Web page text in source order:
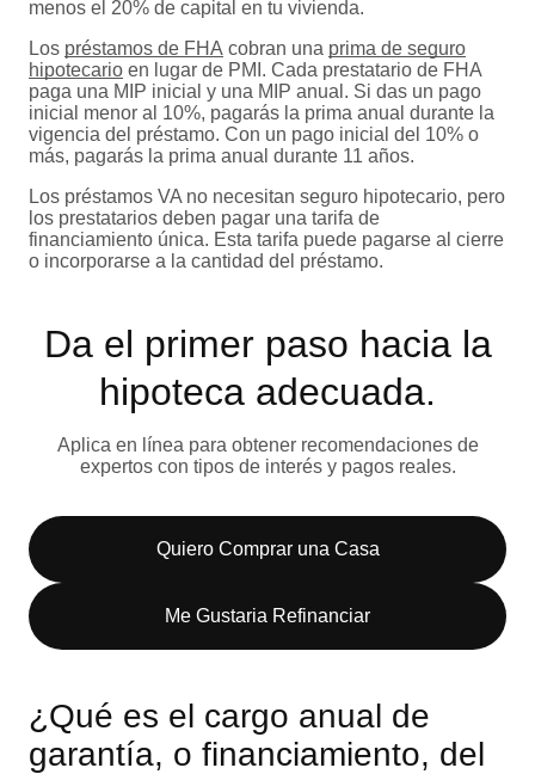
menos el 20% de capital en tu vivienda.
Los préstamos de FHA cobran una prima de seguro
hipotecario en lugar de PMI. Cada prestatario de FHA
paga una MIP inicial y una MIP anual. Si das un pago
inicial menor al 10%, pagarás la prima anual durante la
vigencia del préstamo. Con un pago inicial del 10% o
más, pagarás la prima anual durante 11 años.
Los préstamos VA no necesitan seguro hipotecario, pero
los prestatarios deben pagar una tarifa de
financiamiento única. Esta tarifa puede pagarse al cierre
o incorporarse a la cantidad del préstamo.
Da el primer paso hacia la
hipoteca adecuada.
Aplica en línea para obtener recomendaciones de
expertos con tipos de interés y pagos reales.
Quiero Comprar una Casa
Me Gustaria Refinanciar
¿Qué es el cargo anual de
garantía, o financiamiento, del